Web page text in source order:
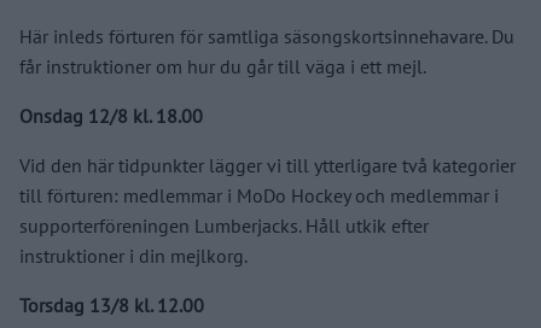
Här inleds förturen för samtliga säsongskortsinnehavare. Du
får instruktioner om hur du går till väga i ett mejl.
Onsdag 12/8 kl. 18.00
Vid den här tidpunkter lägger vi till ytterligare två kategorier
till förturen: medlemmar i MoDo Hockey och medlemmar i
supporterföreningen Lumberjacks. Håll utkik efter
instruktioner i din mejlkorg.
Torsdag 13/8 kl. 12.00